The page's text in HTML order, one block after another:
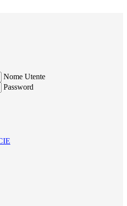
Nome Utente
Password